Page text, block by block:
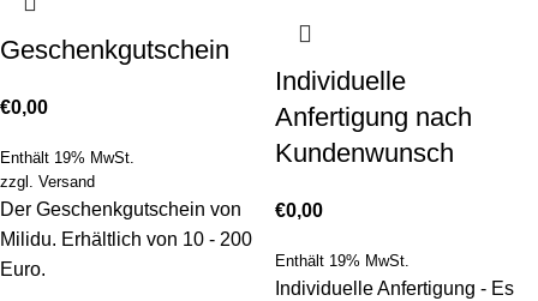
Geschenkgutschein
€0,00
Enthält 19% MwSt.
zzgl. Versand
Der Geschenkgutschein von
Milidu. Erhältlich von 10 - 200
Euro.
Individuelle
Anfertigung nach
Kundenwunsch
€0,00
Enthält 19% MwSt.
Individuelle Anfertigung - Es